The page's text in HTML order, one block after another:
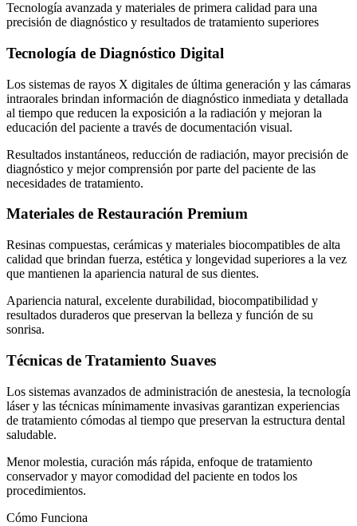
Tecnología avanzada y materiales de primera calidad para una
precisión de diagnóstico y resultados de tratamiento superiores
Tecnología de Diagnóstico Digital
Los sistemas de rayos X digitales de última generación y las cámaras
intraorales brindan información de diagnóstico inmediata y detallada
al tiempo que reducen la exposición a la radiación y mejoran la
educación del paciente a través de documentación visual.
Resultados instantáneos, reducción de radiación, mayor precisión de
diagnóstico y mejor comprensión por parte del paciente de las
necesidades de tratamiento.
Materiales de Restauración Premium
Resinas compuestas, cerámicas y materiales biocompatibles de alta
calidad que brindan fuerza, estética y longevidad superiores a la vez
que mantienen la apariencia natural de sus dientes.
Apariencia natural, excelente durabilidad, biocompatibilidad y
resultados duraderos que preservan la belleza y función de su
sonrisa.
Técnicas de Tratamiento Suaves
Los sistemas avanzados de administración de anestesia, la tecnología
láser y las técnicas mínimamente invasivas garantizan experiencias
de tratamiento cómodas al tiempo que preservan la estructura dental
saludable.
Menor molestia, curación más rápida, enfoque de tratamiento
conservador y mayor comodidad del paciente en todos los
procedimientos.
Cómo Funciona